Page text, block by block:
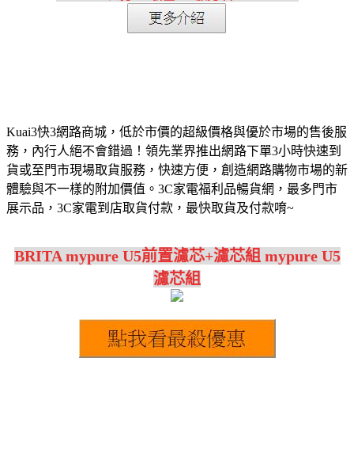
Kuai3快3網路商城，低於市價的超級價格與優於市場的售後服
務，內行人絕不會錯過！領先業界推出網路下單3小時快速到
貨或至門市現場取貨服務，快速方便，創造網路購物市場的新
體驗與不一樣的附加價值。3C家電福利品暢貨網，最多門市
展示品，3C家電到店取貨付款，最快取貨及付款唷~
BRITA mypure U5前置濾芯+濾芯組 mypure U5
濾芯組